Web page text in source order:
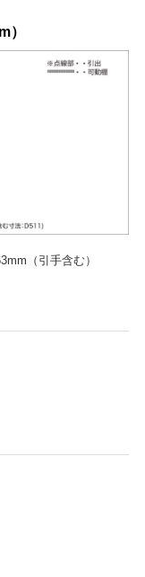
）
（引手含む）